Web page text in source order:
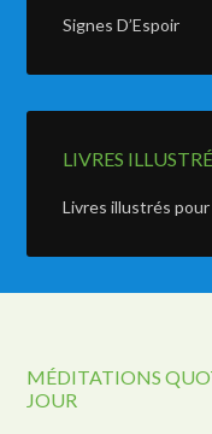
Signes D’Espoir
LIVRES
Livres illustrés
MÉDITATIONS
JOUR